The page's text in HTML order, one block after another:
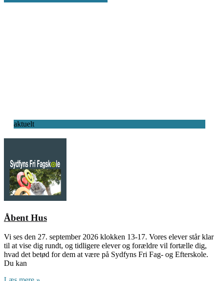
aktuelt
Åbent Hus
Vi ses den 27. september 2026 klokken 13-17. Vores elever står klar
til at vise dig rundt, og tidligere elever og forældre vil fortælle dig,
hvad det betød for dem at være på Sydfyns Fri Fag- og Efterskole.
Du kan